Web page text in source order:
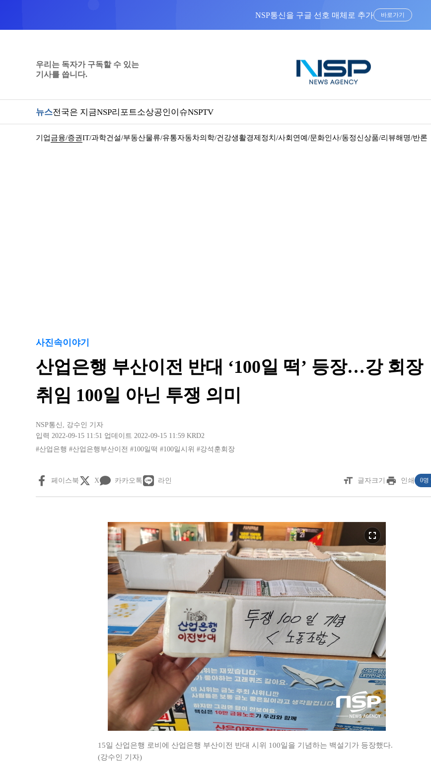
바로가기
우리는 독자가 구독할 수 있는
기사를 씁니다.
뉴스전국은 지금NSP리포트소상공인이슈NSPTV
기업금융/증권IT/과학건설/부동산물류/유통자동차의학/건강생활경제 정치/사회 연예/문화인사/동정신상품/리뷰해명/반론
사진속이야기
산업은행 부산이전 반대 ‘100일 떡’ 등장…강 회장
취임 100일 아닌 투쟁 의미
NSP통신 , 강수인 기자
입력 2022-09-15 11:51 업데이트 2022-09-15 11:59 KRD2
#산업은행 #산업은행부산이전 #100일떡 #100일시위 #강석훈회장
페이스북 X 카카오톡 라인 format_size 글자크기 print 인쇄 0명
fullscreen
15일 산업은행 로비에 산업은행 부산이전 반대 시위 100일을 기념하는 백설기가 등장했다.
(강수인 기자)